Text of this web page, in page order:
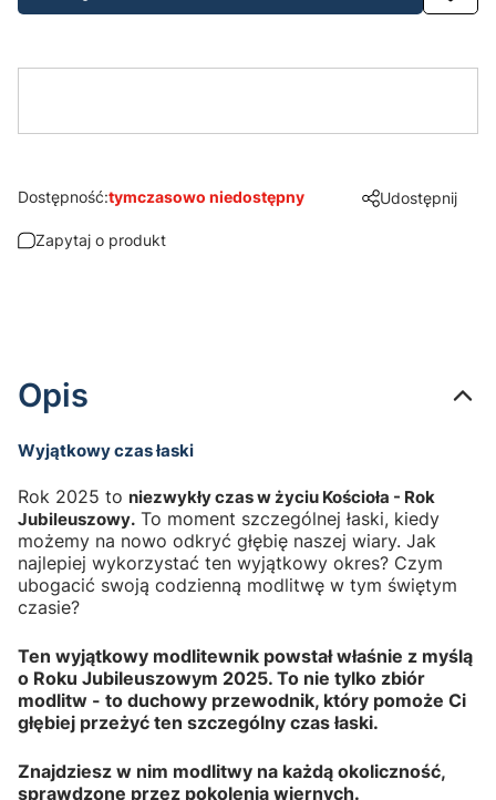
Dostępność:tymczasowo niedostępny Udostępnij
Zapytaj o produkt
Opis
Wyjątkowy czas łaski
Rok 2025 to niezwykły czas w życiu Kościoła - Rok
Jubileuszowy. To moment szczególnej łaski, kiedy
możemy na nowo odkryć głębię naszej wiary. Jak
najlepiej wykorzystać ten wyjątkowy okres? Czym
ubogacić swoją codzienną modlitwę w tym świętym
czasie?
Ten wyjątkowy modlitewnik powstał właśnie z myślą
o Roku Jubileuszowym 2025. To nie tylko zbiór
modlitw - to duchowy przewodnik, który pomoże Ci
głębiej przeżyć ten szczególny czas łaski.
Znajdziesz w nim modlitwy na każdą okoliczność,
sprawdzone przez pokolenia wiernych.